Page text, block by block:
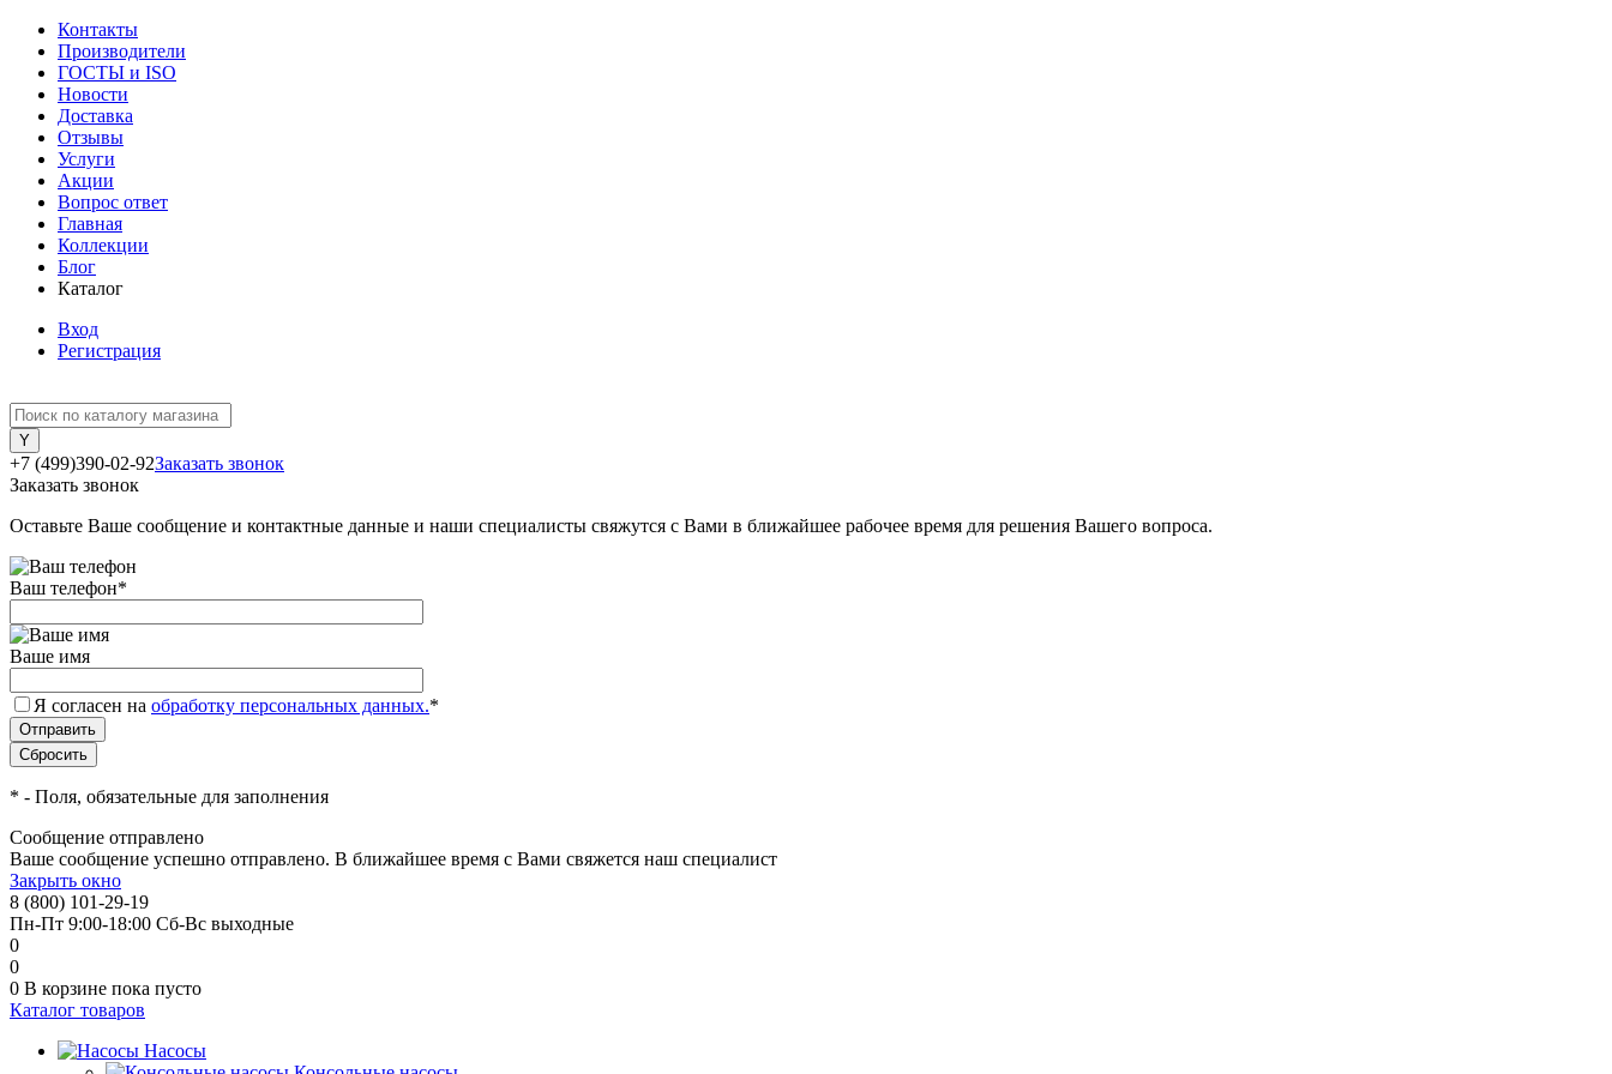
Контакты
Производители
ГОСТЫ и ISO
Новости
Доставка
Отзывы
Услуги
Акции
Вопрос ответ
Главная
Коллекции
Блог
Каталог
Вход
Регистрация
+7 (499)390-02-92Заказать звонок
Заказать звонок
Оставьте Ваше сообщение и контактные данные и наши специалисты свяжутся с Вами в ближайшее рабочее время для решения Вашего вопроса.
Ваш телефон*
Ваше имя
Я согласен на обработку персональных данных.*
* - Поля, обязательные для заполнения
Сообщение отправлено
Ваше сообщение успешно отправлено. В ближайшее время с Вами свяжется наш специалист
Закрыть окно
8 (800) 101-29-19
Пн-Пт 9:00-18:00 Сб-Вс выходные
0
0
0 В корзине пока пусто
Каталог товаров
Насосы